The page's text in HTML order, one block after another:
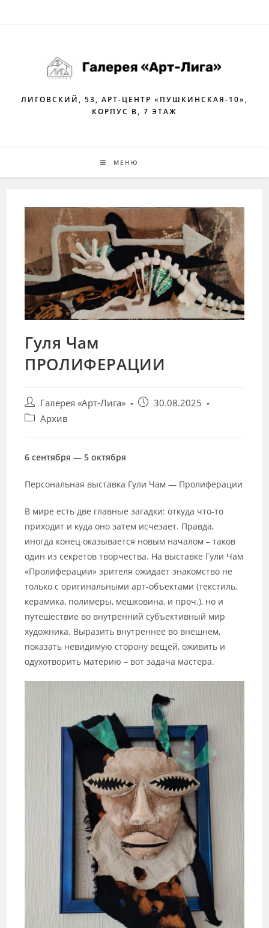
ЛИГОВСКИЙ, 53, АРТ-ЦЕНТР «ПУШКИНСКАЯ-10»,
КОРПУС В, 7 ЭТАЖ
МЕНЮ
Гуля Чам
ПРОЛИФЕРАЦИИ
Post
author:
Галерея «Арт-Лига»
Запись30.08.2025
PostАрхив
6 сентября — 5 октября
Персональная выставка Гули Чам— Пролиферации
В мире есть две главные загадки: откуда что-то
приходит и куда оно затем исчезает. Правда,
иногда конец оказывается новым началом – таков
один из секретов творчества. На выставке Гули Чам
«Пролиферации» зрителя ожидает знакомство не
только с оригинальными арт-объектами (текстиль,
керамика, полимеры, мешковина, и проч.), но и
путешествие во внутренний субъективный мир
художника. Выразить внутреннее во внешнем,
показать невидимую сторону вещей, оживить и
одухотворить материю – вот задача мастера.